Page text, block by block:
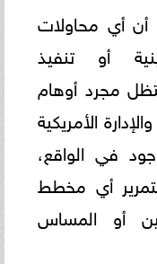
أن أي محاولات
أو تنفيذ
مجرد أوهام
الأمريكية
في الواقع،
أي مخطط
أو المساس